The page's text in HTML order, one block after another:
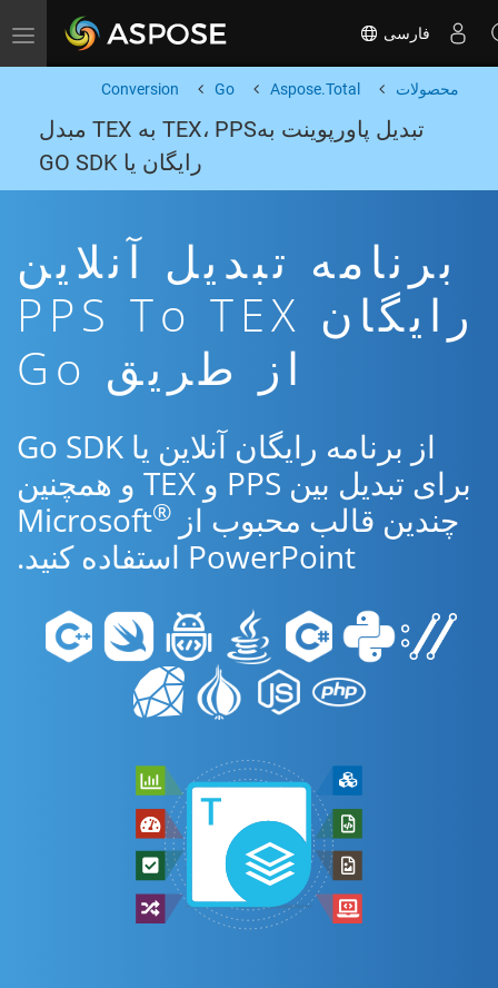
Toggle navigation فارسی
محصولات Aspose.Total
Go
Conversion
تبدیل پاورپوینت بهTEX، PPS به TEX مبدل
رایگان یا GO SDK
برنامه تبدیل آنلاین
رایگان PPS To TEX
از طریق Go
از برنامه رایگان آنلاین یا Go SDK
برای تبدیل بین PPS و TEX و همچنین
چندین قالب محبوب از Microsoft ®
PowerPoint استفاده کنید.